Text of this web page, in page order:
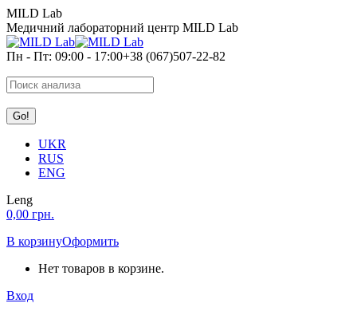
Перейти
к
содержанию
MILD Lab
Медичний лабораторний центр MILD Lab
Пн - Пт: 09:00 - 17:00+38 (067)507-22-82
Search:
UKR
RUS
ENG
Leng
0,00 грн.
В корзинуОформить
Нет товаров в корзине.
Вход